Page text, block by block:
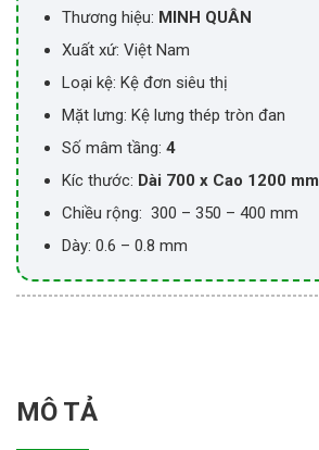
Thương hiệu: MINH QUÂN
Xuất xứ: Việt Nam
Loại kệ: Kệ đơn siêu thị
Mặt lưng: Kệ lưng thép tròn đan
Số mâm tầng: 4
Kíc thước: Dài 700 x Cao 1200 mm
Chiều rộng: 300 – 350 – 400 mm
Dày: 0.6 – 0.8 mm
MÔ TẢ